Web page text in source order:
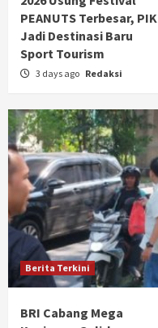
PEANUTS Terbesar, PIK
Jadi Destinasi Baru
Sport Tourism
3 days ago Redaksi
Berita Terkini
BRI Cabang Mega